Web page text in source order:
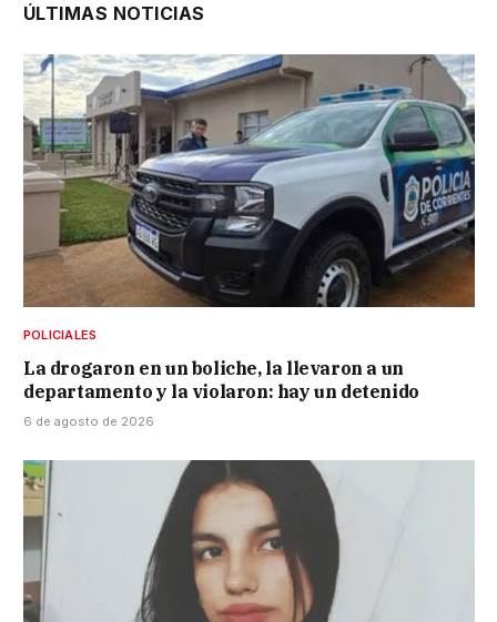
ÚLTIMAS NOTICIAS
POLICIALES
La drogaron en un boliche, la llevaron a un
departamento y la violaron: hay un detenido
6 de agosto de 2026